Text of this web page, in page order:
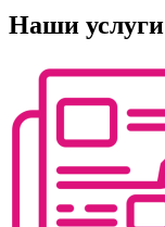
Наши услуги